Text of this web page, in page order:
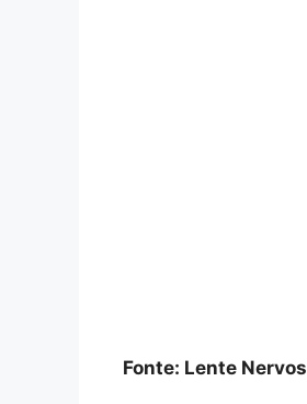
Fonte: Lente